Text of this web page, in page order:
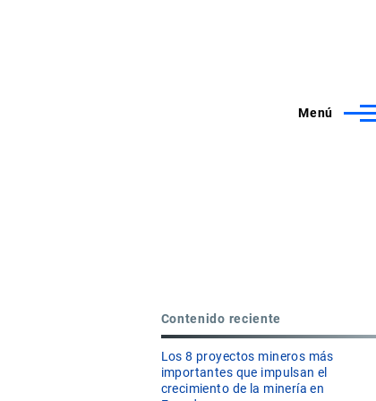
Menú
Contenido reciente
Los 8 proyectos mineros más
importantes que impulsan el
crecimiento de la minería en